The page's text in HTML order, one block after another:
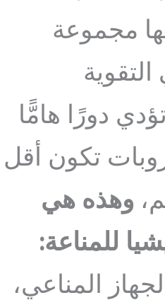
مجموعة
دورًا هامًّا
تكون أقل
وهذه هي
للمناعة:
المناعي،